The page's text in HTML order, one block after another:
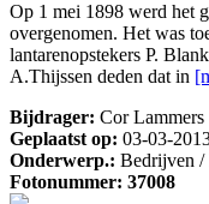
Op 1 mei 1898 werd het
overgenomen. Het was
lantarenopstekers P.
A.Thijssen deden dat in
Bijdrager: Cor Lammers
Geplaatst op: 03-03-
Onderwerp.: Bedrijven /
Fotonummer: 37008